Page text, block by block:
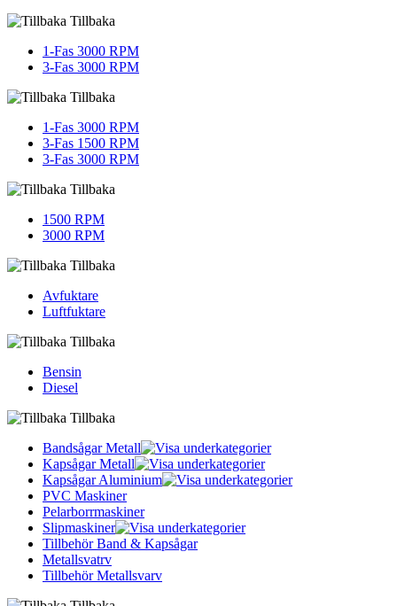
Tillbaka
1-Fas 3000 RPM
3-Fas 3000 RPM
Tillbaka
1-Fas 3000 RPM
3-Fas 1500 RPM
3-Fas 3000 RPM
Tillbaka
1500 RPM
3000 RPM
Tillbaka
Avfuktare
Luftfuktare
Tillbaka
Bensin
Diesel
Tillbaka
Bandsågar Metall
Kapsågar Metall
Kapsågar Aluminium
PVC Maskiner
Pelarborrmaskiner
Slipmaskiner
Tillbehör Band & Kapsågar
Metallsvatrv
Tillbehör Metallsvarv